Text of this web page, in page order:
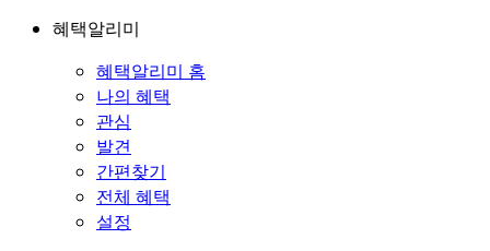
혜택알리미
혜택알리미 홈
나의 혜택
관심
발견
간편찾기
전체 혜택
설정